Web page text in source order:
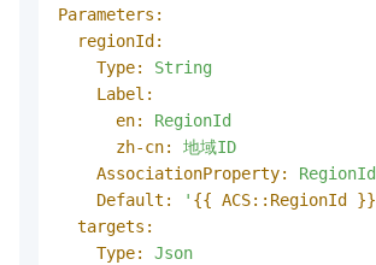
Parameters:
regionId:
Type:
String
Label:
en:
RegionId
zh-cn:
地域ID
AssociationProperty:
RegionId
Default:
' {{ ACS::RegionId }}
targets:
Type:
Json